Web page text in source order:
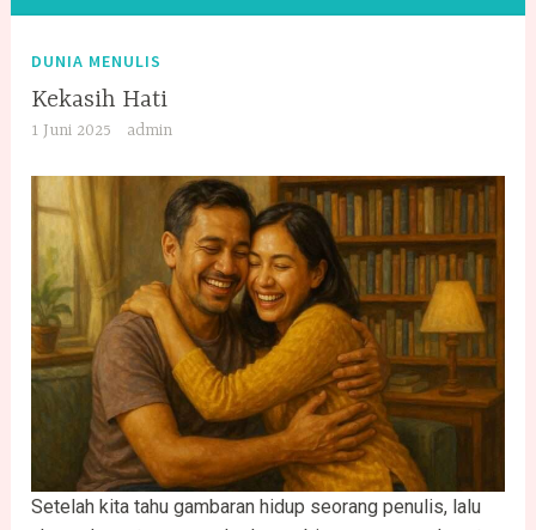
DUNIA MENULIS
Kekasih Hati
1 Juni 2025 admin
Setelah kita tahu gambaran hidup seorang penulis, lalu